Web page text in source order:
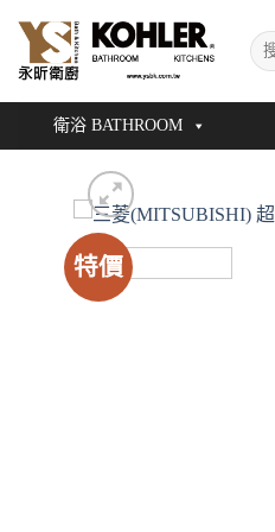
content
搜
尋
衛浴 BATHROOM
特價